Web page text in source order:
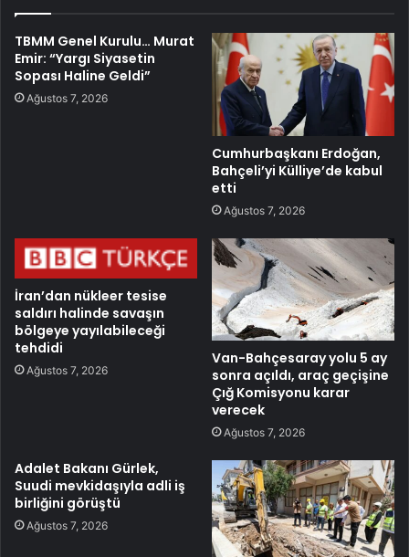
TBMM Genel Kurulu… Murat
Emir: “Yargı Siyasetin
Sopası Haline Geldi”
Ağustos 7, 2026
Cumhurbaşkanı Erdoğan,
Bahçeli’yi Külliye’de kabul
etti
Ağustos 7, 2026
İran’dan nükleer tesise
saldırı halinde savaşın
bölgeye yayılabileceği
tehdidi
Ağustos 7, 2026
Van-Bahçesaray yolu 5 ay
sonra açıldı, araç geçişine
Çığ Komisyonu karar
verecek
Ağustos 7, 2026
Adalet Bakanı Gürlek,
Suudi mevkidaşıyla adli iş
birliğini görüştü
Ağustos 7, 2026